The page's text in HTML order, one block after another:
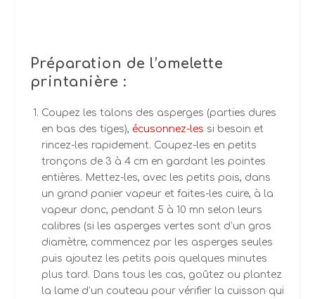
Préparation de l’omelette
printanière :
Coupez les talons des asperges (parties dures
en bas des tiges), écusonnez-les si besoin et
rincez-les rapidement. Coupez-les en petits
tronçons de 3 à 4 cm en gardant les pointes
entières. Mettez-les, avec les petits pois, dans
un grand panier vapeur et faites-les cuire, à la
vapeur donc, pendant 5 à 10 mn selon leurs
calibres (si les asperges vertes sont d’un gros
diamètre, commencez par les asperges seules
puis ajoutez les petits pois quelques minutes
plus tard. Dans tous les cas, goûtez ou plantez
la lame d’un couteau pour vérifier la cuisson qui